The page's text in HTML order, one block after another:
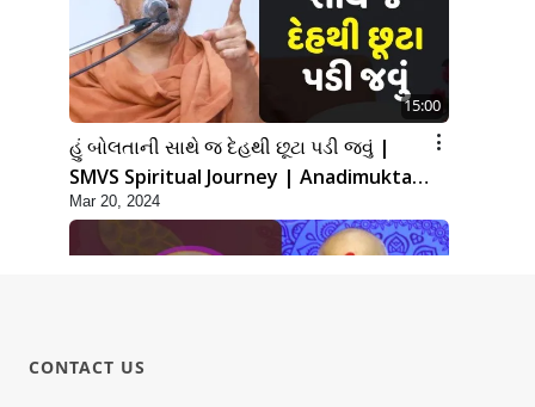
15:00
હું બોલતાની સાથે જ દેહથી છૂટા પડી જવું |
SMVS Spiritual Journey | Anadimukta
Gyan
Mar 20, 2024
CONTACT US